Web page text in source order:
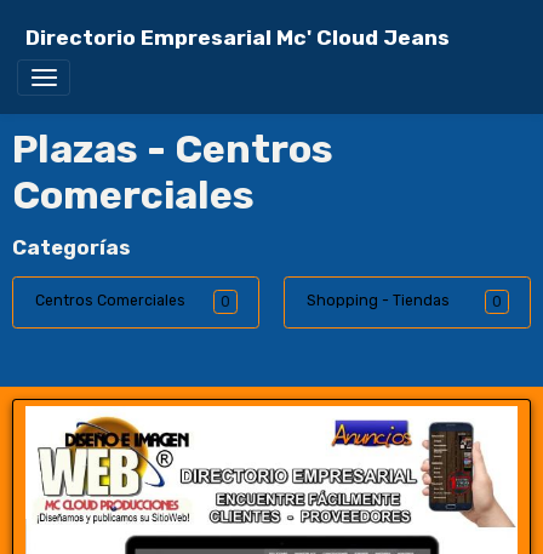
Directorio Empresarial Mc' Cloud Jeans
Plazas - Centros
Comerciales
Categorías
Centros Comerciales 0 Shopping - Tiendas 0